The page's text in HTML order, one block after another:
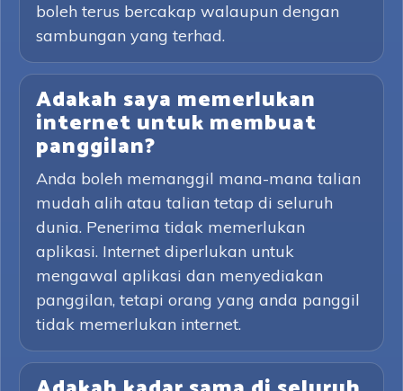
boleh terus bercakap walaupun dengan
sambungan yang terhad.
Adakah saya memerlukan
internet untuk membuat
panggilan?
Anda boleh memanggil mana-mana talian
mudah alih atau talian tetap di seluruh
dunia. Penerima tidak memerlukan
aplikasi. Internet diperlukan untuk
mengawal aplikasi dan menyediakan
panggilan, tetapi orang yang anda panggil
tidak memerlukan internet.